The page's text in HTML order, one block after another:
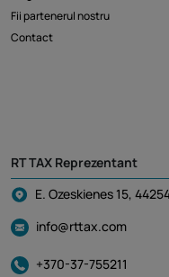
Fii partenerul nostru
Contact
RT TAX Reprezentant
E. Ozeskienes 15,
info@rttax.com
+370-37-755211